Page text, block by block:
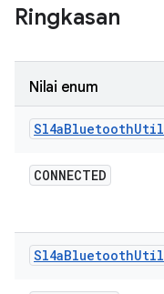
Ringkasan
Nilai enum
Sl4aBluetoothUtil
CONNECTED
Sl4aBluetoothUtil